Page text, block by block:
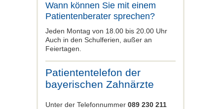
Wann können Sie mit einem
Patientenberater sprechen?
Jeden Montag von 18.00 bis 20.00 Uhr
Auch in den Schulferien, außer an
Feiertagen.
Patiententelefon der
bayerischen Zahnärzte
Unter der Telefonnummer 089 230 211